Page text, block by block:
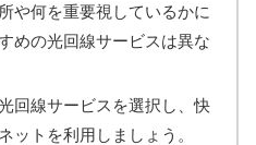
や何を重要視しているかに
めの光回線サービスは異な
回線サービスを選択し、快
ットを利用しましょう。